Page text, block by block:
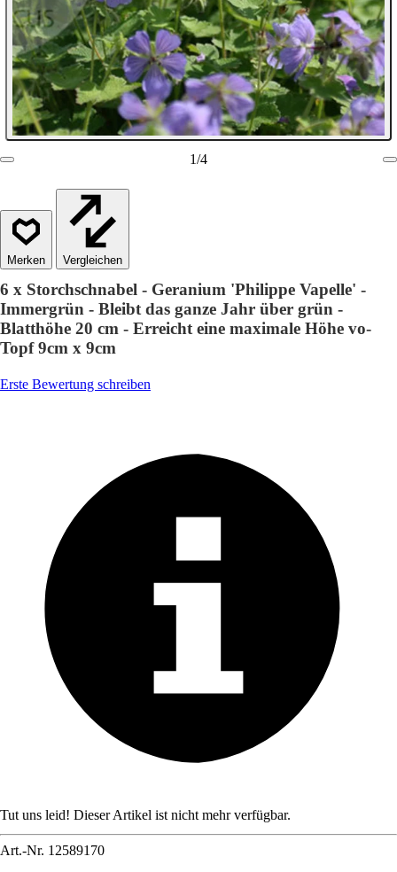
1/4
Vergleichen
6 x Storchschnabel - Geranium 'Philippe Vapelle' -
Immergrün - Bleibt das ganze Jahr über grün -
Blatthöhe 20 cm - Erreicht eine maximale Höhe vo-
Topf 9cm x 9cm
Erste Bewertung schreiben
Tut uns leid! Dieser Artikel ist nicht mehr verfügbar.
Art.-Nr. 12589170